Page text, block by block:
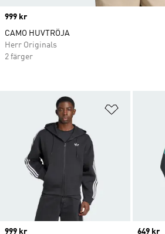
Lägg till
Price
999 kr
Price
649 kr
Price
999 kr
CAMO HUVTRÖJA
Herr Originals
2 färger